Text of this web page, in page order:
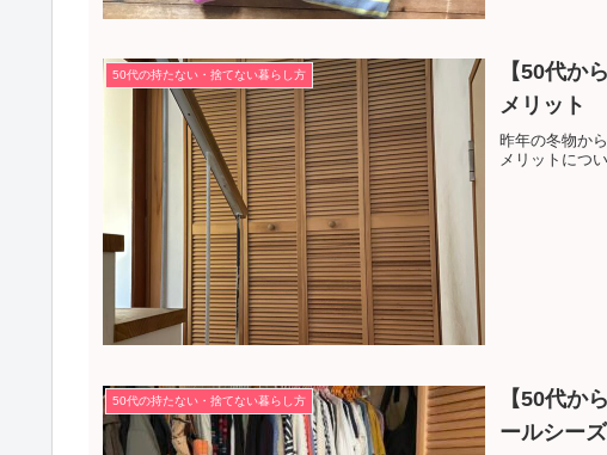
50代の持たない・捨てない暮らし方
【50代か
メリット
昨年の冬物か
メリットにつ
50代の持たない・捨てない暮らし方
【50代か
ールシー